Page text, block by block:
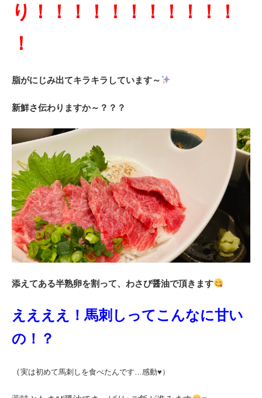
り ！！！！！！！！！！！
！
脂がにじみ出てキラキラしています～
新鮮さ伝わりますか～？？？
添えてある半熟卵を割って、わさび醤油で頂きます
ええええ！馬刺しってこんなに甘い
の！？
（実は初めて馬刺しを食べたんです…感動♥）